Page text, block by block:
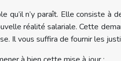
qu’il n’y paraît. Elle consiste à
réalité salariale. Cette
Il vous suffira de fournir les